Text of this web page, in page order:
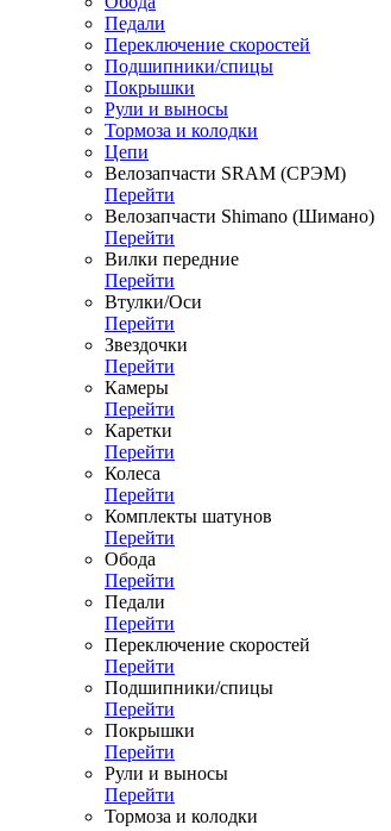
Педали
Переключение скоростей
Подшипники/спицы
Покрышки
Рули и выносы
Тормоза и колодки
Цепи
Велозапчасти SRAM (СРЭМ)
Перейти
Велозапчасти Shimano (Шимано)
Перейти
Вилки передние
Перейти
Втулки/Оси
Перейти
Звездочки
Перейти
Камеры
Перейти
Каретки
Перейти
Колеса
Перейти
Комплекты шатунов
Перейти
Обода
Перейти
Педали
Перейти
Переключение скоростей
Перейти
Подшипники/спицы
Перейти
Покрышки
Перейти
Рули и выносы
Перейти
Тормоза и колодки